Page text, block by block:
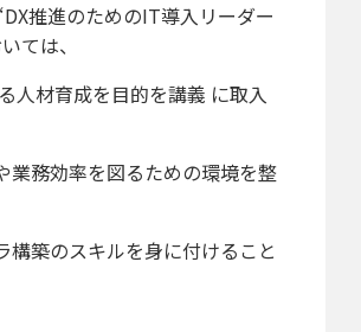
推進のためのIT導入リーダー
ては、
人材育成を目的を講義 に取入
業務効率を図るための環境を整
構築のスキルを身に付けること